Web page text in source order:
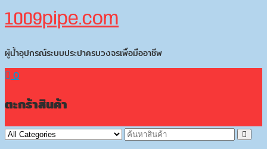
1009pipe.com
ผู้น้ำอุปกรณ์ระบบประปาครบวงจรเพื่อมืออาชีพ
0
ตะกร้าสินค้า